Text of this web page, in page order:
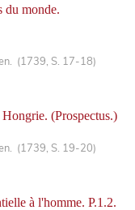
du monde.
(1739, S. 17-18)
(Prospectus.)
(1739, S. 19-20)
à l'homme. P.1.2.